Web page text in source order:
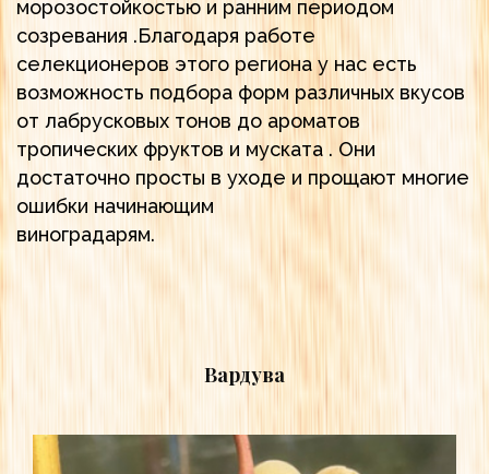
морозостойкостью и ранним периодом
созревания .Благодаря работе
селекционеров этого региона у нас есть
возможность подбора форм различных вкусов
от лабрусковых тонов до ароматов
тропических фруктов и муската . Они
достаточно просты в уходе и прощают многие
ошибки начинающим
виноградарям.
Вардува